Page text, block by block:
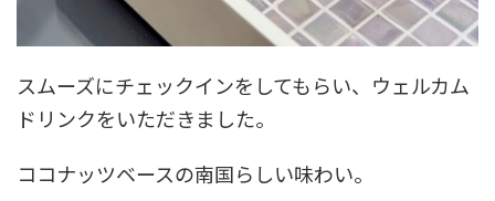
スムーズにチェックインをしてもらい、ウェルカム
ドリンクをいただきました。
ココナッツベースの南国らしい味わい。